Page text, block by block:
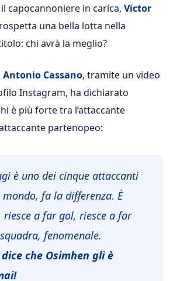
capocannoniere in carica, Victor
una bella lotta nella
chi avrà la meglio?
Antonio Cassano, tramite un video
Instagram, ha dichiarato
è più forte tra l’attaccante
partenopeo:
è uno dei cinque attaccanti
fa la differenza. È
a far gol, riesce a far
fenomenale.
che Osimhen gli è